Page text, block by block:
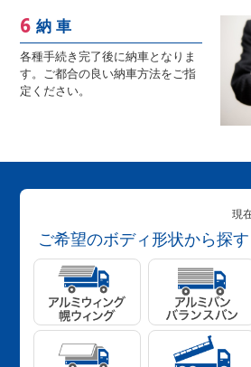
納 車
各種手続き完了後に納車となりま
す。ご都合の良い納車方法をご指
定ください。
現
ご希望のボディ形状から探す